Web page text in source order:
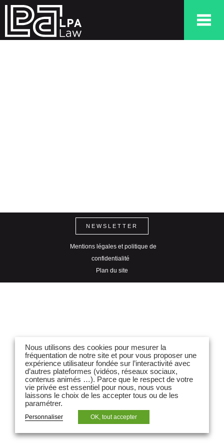
NEWSLETTER
Mentions légales et politique de
confidentialité
Plan du site
Nous utilisons des cookies pour mesurer la
fréquentation de notre site et pour vous proposer une
expérience utilisateur fondée sur l’interactivité avec
d’autres plateformes (vidéos, réseaux sociaux,
contenus animés …). Parce que le respect de votre
vie privée est essentiel pour nous, nous vous
laissons le choix de les accepter tous ou de les
paramétrer.
Personnaliser OK, tout accepter